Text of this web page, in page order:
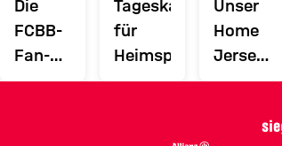
Die
FCBB-
Fan-
App
Tageskarten
für
Heimspiele
Unser
Home
Jersey
2026/27